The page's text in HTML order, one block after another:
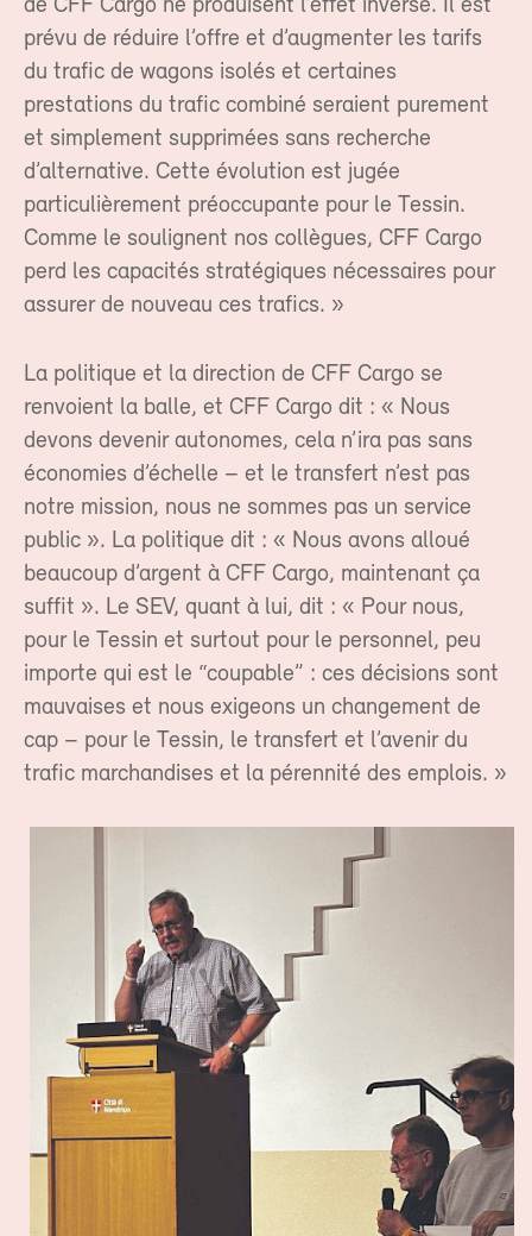
de CFF Cargo ne produisent l’effet inverse. Il est
prévu de réduire l’offre et d’augmenter les tarifs
du trafic de wagons isolés et certaines
prestations du trafic combiné seraient purement
et simplement supprimées sans recherche
d’alternative. Cette évolution est jugée
particulièrement préoccupante pour le Tessin.
Comme le soulignent nos collègues, CFF Cargo
perd les capacités stratégiques nécessaires pour
assurer de nouveau ces trafics. »
La politique et la direction de CFF Cargo se
renvoient la balle, et CFF Cargo dit : « Nous
devons devenir autonomes, cela n’ira pas sans
économies d’échelle – et le transfert n’est pas
notre mission, nous ne sommes pas un service
public ». La politique dit : « Nous avons alloué
beaucoup d’argent à CFF Cargo, maintenant ça
suffit ». Le SEV, quant à lui, dit : « Pour nous,
pour le Tessin et surtout pour le personnel, peu
importe qui est le “coupable” : ces décisions sont
mauvaises et nous exigeons un changement de
cap – pour le Tessin, le transfert et l’avenir du
trafic marchandises et la pérennité des emplois. »